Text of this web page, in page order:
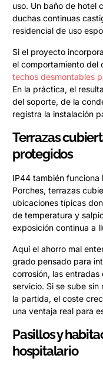
uso. Un baño de hotel
duchas continuas
residencial de uso
Si el proyecto
el comportamiento del
techos desmontables
En la práctica, el
del soporte, de la
registra la instalación
Terrazas
protegidos
IP44 también funciona
Porches, terrazas
ubicaciones típicas
de temperatura y
exposición continua a
Aquí el ahorro mal
grado pensado para
corrosión, las
servicio. Si se sube
la partida, el coste
una ventaja real para
Pasillos y
hospitalario